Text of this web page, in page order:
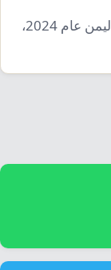
توفي 240 شخصا خلال تفشي الحصبة في اليمن عام 2024،